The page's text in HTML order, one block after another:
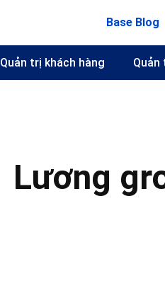
Base Blog
Quản trị khách hàng Quản
Lương